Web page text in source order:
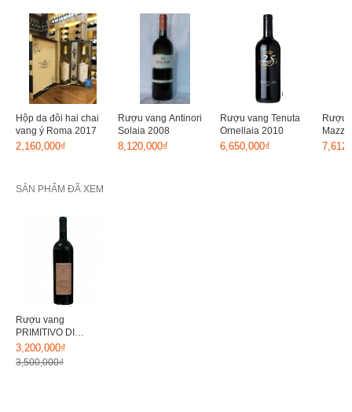
Hộp da đôi hai chai
vang ý Roma 2017
2,160,000₫
Rượu vang Antinori
Solaia 2008
8,120,000₫
Rượu vang Tenuta
Ornellaia 2010
6,650,000₫
Rượu
SẢN PHẨM ĐÃ XEM
Rượu vang
PRIMITIVO DI
MANDURIA
ATTANASIO
3,200,000₫
3,500,000₫